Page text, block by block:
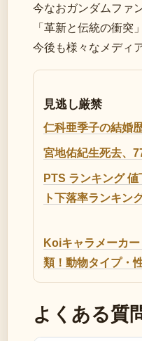
今なおガンダムファ
「革新と伝統の衝
今後も様々なメディ
見逃し厳禁
仁科亜季子の結婚
宮地佑紀生死去、
PTS ランキング
ト下落率ランキン
Koiキャラメーカ
類！動物タイプ・
よくある質